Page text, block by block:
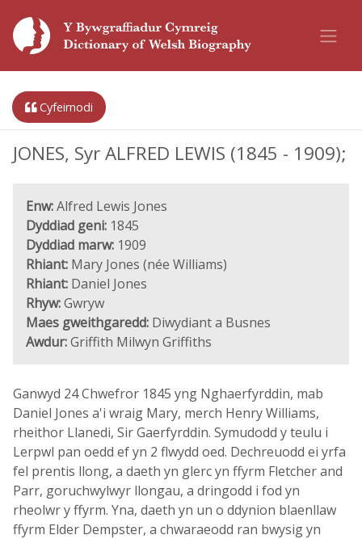
Cyfeirnodi
JONES, Syr ALFRED LEWIS (1845 - 1909);
Enw:Alfred Lewis Jones
Dyddiad geni: 1845
Dyddiad marw: 1909
Rhiant: Mary Jones (née Williams)
Rhiant: Daniel Jones
Rhyw:Gwryw
Maes gweithgaredd: Diwydiant a Busnes
Awdur:Griffith Milwyn Griffiths
Ganwyd 24 Chwefror 1845 yng Nghaerfyrddin, mab
Daniel Jones a'i wraig Mary, merch Henry Williams,
rheithor Llanedi, Sir Gaerfyrddin. Symudodd y teulu i
Lerpwl pan oedd ef yn 2 flwydd oed. Dechreuodd ei yrfa
fel prentis llong, a daeth yn glerc yn ffyrm Fletcher and
Parr, goruchwylwyr llongau, a dringodd i fod yn
rheolwr y ffyrm. Yna, daeth yn un o ddynion blaenllaw
ffyrm Elder Dempster, a chwaraeodd ran bwysig yn